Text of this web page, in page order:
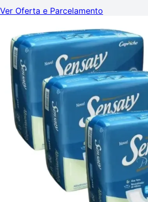
Ver Oferta e Parcelamento